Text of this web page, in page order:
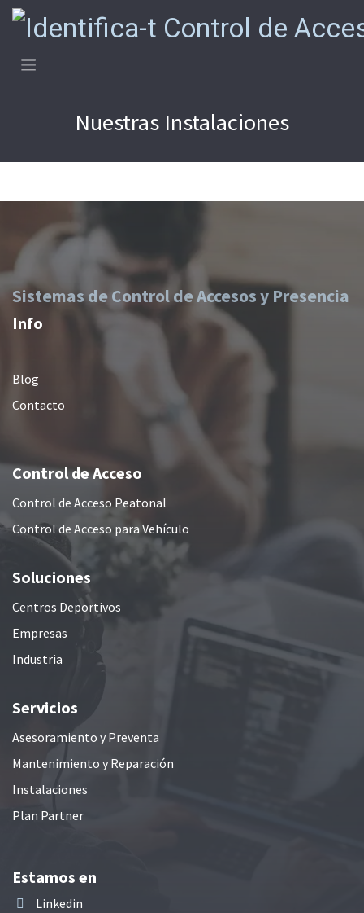
Ir al contenido
Nuestras Instalaciones
Sistemas de Control de Accesos y Presencia
Info
Blog
Contacto
Control de Acceso
Control de Acceso Peatonal
Control de Acceso para Vehículo
Soluciones
Centros Deportivos
Empresas
Industria
Servicios
Asesoramiento y Preventa
Mantenimiento y Reparación
Instalaciones
Plan Partner
Estamos en
Linkedin